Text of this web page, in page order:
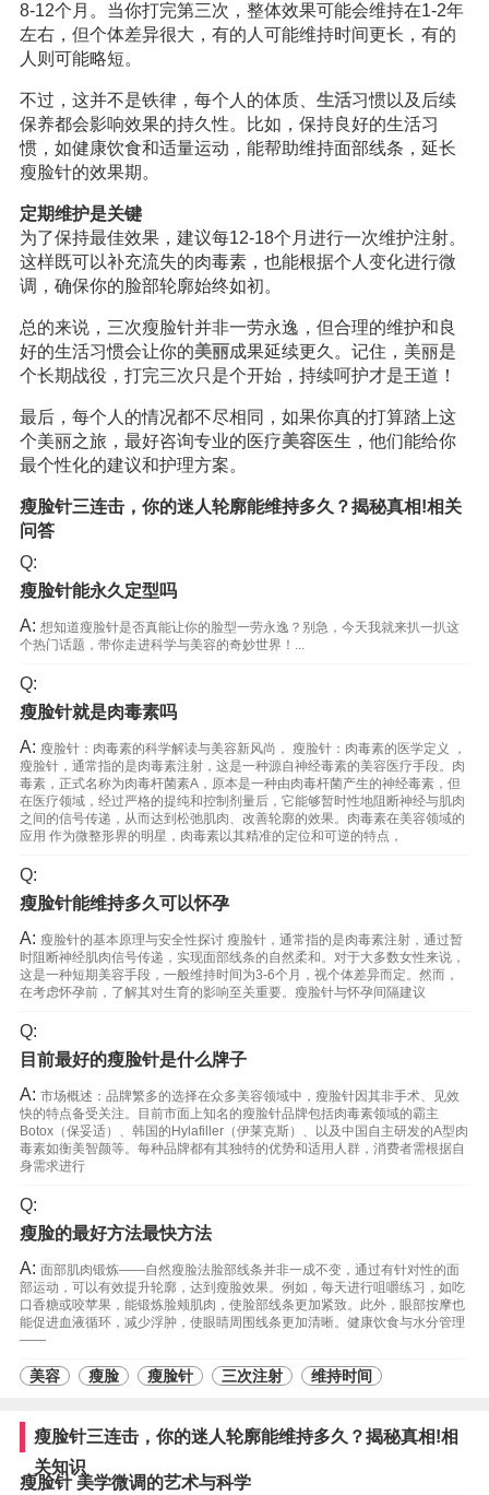
8-12个月。当你打完第三次，整体效果可能会维持在1-2年
左右，但个体差异很大，有的人可能维持时间更长，有的
人则可能略短。
不过，这并不是铁律，每个人的体质、 生活习惯以及后续
保养都会影响效果的持久性。比如，保持良好的生活习
惯，如健康饮食和适量运动，能帮助维持面部线条，延长
瘦脸针的效果期。
定期维护是关键
为了保持最佳效果，建议每12-18个月进行一次维护注射。
这样既可以补充流失的肉毒素，也能根据个人变化进行微
调，确保你的脸部轮廓始终如初。
总的来说，三次瘦脸针并非一劳永逸，但合理的维护和良
好的生活习惯会让你的美丽成果延续更久。记住，美丽是
个长期战役，打完三次只是个开始，持续呵护才是王道！
最后，每个人的情况都不尽相同，如果你真的打算踏上这
个美丽之旅，最好咨询专业的医疗美容医生，他们能给你
最个性化的建议和护理方案。
瘦脸针三连击，你的迷人轮廓能维持多久？揭秘真相!相关
问答
Q:
瘦脸针能永久定型吗
A: 想知道瘦脸针是否真能让你的脸型一劳永逸？别急，今天我就来扒一扒这
个热门话题，带你走进科学与美容的奇妙世界！...
Q:
瘦脸针就是肉毒素吗
A: 瘦脸针：肉毒素的科学解读与美容新风尚， 瘦脸针：肉毒素的医学定义 ，
瘦脸针，通常指的是肉毒素注射，这是一种源自神经毒素的美容医疗手段。肉
毒素，正式名称为肉毒杆菌素A，原本是一种由肉毒杆菌产生的神经毒素，但
在医疗领域，经过严格的提纯和控制剂量后，它能够暂时性地阻断神经与肌肉
之间的信号传递，从而达到松弛肌肉、改善轮廓的效果。肉毒素在美容领域的
应用 作为微整形界的明星，肉毒素以其精准的定位和可逆的特点，
Q:
瘦脸针能维持多久可以怀孕
A: 瘦脸针的基本原理与安全性探讨 瘦脸针，通常指的是肉毒素注射，通过暂
时阻断神经肌肉信号传递，实现面部线条的自然柔和。对于大多数女性来说，
这是一种短期美容手段，一般维持时间为3-6个月，视个体差异而定。然而，
在考虑怀孕前，了解其对生育的影响至关重要。瘦脸针与怀孕间隔建议
Q:
目前最好的瘦脸针是什么牌子
A: 市场概述：品牌繁多的选择在众多美容领域中，瘦脸针因其非手术、见效
快的特点备受关注。目前市面上知名的瘦脸针品牌包括肉毒素领域的霸主
Botox（保妥适）、韩国的Hylafiller（伊莱克斯）、以及中国自主研发的A型肉
毒素如衡美智颜等。每种品牌都有其独特的优势和适用人群，消费者需根据自
身需求进行
Q:
瘦脸的最好方法最快方法
A: 面部肌肉锻炼——自然瘦脸法脸部线条并非一成不变，通过有针对性的面
部运动，可以有效提升轮廓，达到瘦脸效果。例如，每天进行咀嚼练习，如吃
口香糖或咬苹果，能锻炼脸颊肌肉，使脸部线条更加紧致。此外，眼部按摩也
能促进血液循环，减少浮肿，使眼睛周围线条更加清晰。健康饮食与水分管理
——
美容 瘦脸 瘦脸针 三次注射 维持时间
瘦脸针三连击，你的迷人轮廓能维持多久？揭秘真相!相
关知识
瘦脸针 美学微调的艺术与科学